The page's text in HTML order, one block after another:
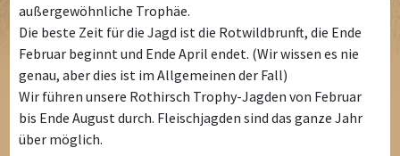
außergewöhnliche Trophäe.
Die beste Zeit für die Jagd ist die Rotwildbrunft, die Ende
Februar beginnt und Ende April endet. (Wir wissen es nie
genau, aber dies ist im Allgemeinen der Fall)
Wir führen unsere Rothirsch Trophy-Jagden von Februar
bis Ende August durch. Fleischjagden sind das ganze Jahr
über möglich.